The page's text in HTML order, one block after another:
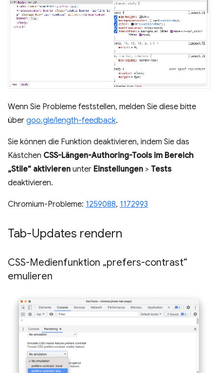
Wenn Sie Probleme feststellen, melden Sie diese bitte
über goo.gle/length-feedback.
Sie können die Funktion deaktivieren, indem Sie das
Kästchen CSS-Längen-Authoring-Tools im Bereich
„Stile“ aktivieren unter Einstellungen > Tests
deaktivieren.
Chromium-Probleme: 1259088, 1172993
Tab-Updates rendern
CSS-Medienfunktion „prefers-contrast“
emulieren